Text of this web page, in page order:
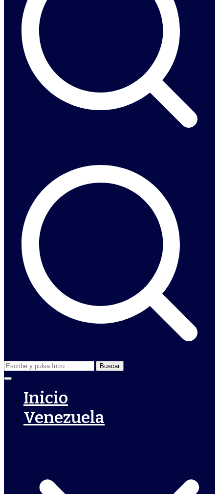
Buscar:
Inicio
Venezuela